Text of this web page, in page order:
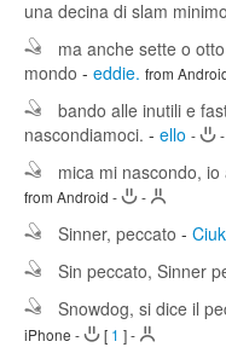
una decina di slam minimo
ma anche sette o
mondo - eddie. from
bando alle inutili e
nascondiamoci. - ello - -
mica mi nascondo,
from Android - -
Sinner, peccato -
Sin peccato, Sinner
Snowdog, si dice il
iPhone - [ 1 ]-